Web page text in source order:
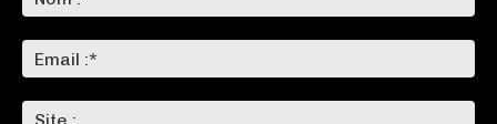
:*
:*